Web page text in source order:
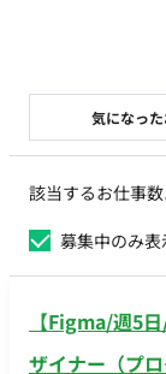
該当するお仕事数
募集中のみ表
【Figma/週5
ザイナー（プ
気になっ